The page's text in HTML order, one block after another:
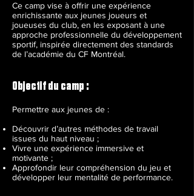
Ce camp vise à offrir une expérience
enrichissante aux jeunes joueurs et
joueuses du club, en les exposant à une
approche professionnelle du développement
sportif, inspirée directement des standards
de l’académie du CF Montréal.
Objectif du camp :
Permettre aux jeunes de :
Découvrir d’autres méthodes de travail
issues du haut niveau ;
Vivre une expérience immersive et
motivante ;
Approfondir leur compréhension du jeu et
développer leur mentalité de performance.